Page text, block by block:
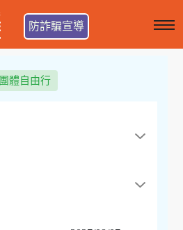
防詐騙宣導
團體自由行